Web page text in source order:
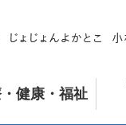
・健康・福祉